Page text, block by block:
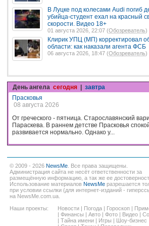
В Луцке под колесами Audi погиб
убийца-студент ехал на красный
скорости. Видео 18+
01 августа 2026, 22:07 (Обозреватель)
Клирик УПЦ (МП) корректировал
области: как наказали агента ФСБ
06 августа 2026, 18:47 (Обозреватель)
День ангела сегодня
завтра
Прасковья
08 августа 2026
От греческого - пятница. Старославянский
Параскева. В раннем детстве Прасковья
развивается нормально. Однако у...
© 2009 - 2026 NewsMe . Все права защищены.
Администрация сайта не несёт ответственности за
размещённую информацию, а так же ее
Использование материалов NewsMe разрешается
при условии ссылки (для интернет-изданий -
на NewsMe.com.ua.
Наши проекты:
Новости | Погода | Гороскоп |
| Финансы | Авто | Фото | Видео |
| Тайна имени | Игры | Шоу-бизнес